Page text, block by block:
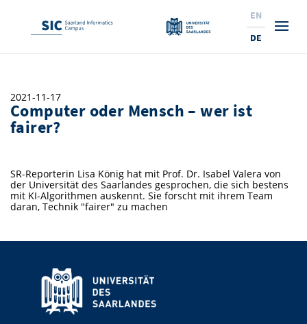
Interessierte & BewerberInnen
Angebote für SchülerInnen
10 Gründe für den SIC
Aktuelle Semesterinfos
Beratung für Studierende
Prüfungsangelegenheiten
Service
Service und Support
ProfessorInnen
Stellenangebote
Bibliothek
Forschung
Forschungsinstitutionen
Ranking
Forschungsgruppen
Karrierewege
Promotion
Gründen & Investieren
Stellenangebote
News
Preise, Auszeichnungen und Förderungen
Forschungshighlights
Termine, Vorträge und Veranstaltungen
Technologietransfer
Innovationsstandort
Expertise am SIC
Kooperieren & Investieren
Forschungsinstitutionen
News & Termine
Forschungshighlights
Termine, Vorträge und Veranstaltungen
Pressemeldungen
News
Über Uns
Saarland Informatics Campus
Standort
Forschungsinstitutionen
Marketing & Öffentlichkeitsarbeit
Pressespiegel
Kontakte & Anfahrt
EN
DE
2021-11-17
Computer oder Mensch – wer ist
fairer?
SR-Reporterin Lisa König hat mit Prof. Dr. Isabel Valera von
der Universität des Saarlandes gesprochen, die sich bestens
mit KI-Algorithmen auskennt. Sie forscht mit ihrem Team
daran, Technik "fairer" zu machen